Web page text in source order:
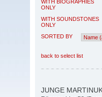
WITH BIOGRAPHIES
ONLY
WITH SOUNDSTONES
ONLY
SORTED BY
back to select list
JUNGE